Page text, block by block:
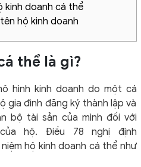
kinh doanh cá thể
hộ kinh doanh
thể là gì?
hình kinh doanh do một cá
gia đình đăng ký thành lập và
bộ tài sản của mình đối với
hộ. Điều 78 nghị định
hộ kinh doanh cá thể như